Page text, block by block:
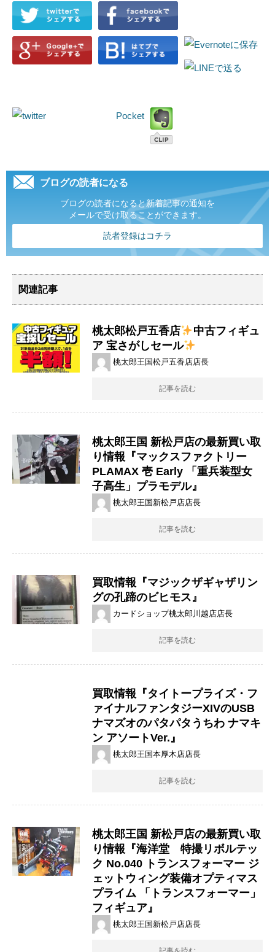
Pocket
ブログの読者になる
ブログの読者になると新着記事の通知を
メールで受け取ることができます。
読者登録はコチラ
関連記事
桃太郎松戸五香店
中古フィギュ
ア 宝さがしセール
桃太郎王国松戸五香店店長
記事を読む
桃太郎王国 新松戸店の最新買い取
り情報『マックスファクトリー
PLAMAX ​壱 ​Early ​「重兵装型女
子高生」プラモデル』
桃太郎王国新松戸店店長
記事を読む
買取情報『マジックザギャザリン
グの孔蹄のビヒモス』
カードショップ桃太郎川越店店長
記事を読む
買取情報『タイトープライズ・フ
ァイナルファンタジーXIVのUSB
ナマズオのパタパタうちわ ​ナマキ
ン ​アソートVer.』
桃太郎王国本厚木店店長
記事を読む
桃太郎王国 新松戸店の最新買い取
り情報『海洋堂 特撮リボルテッ
ク No.040 トランスフォーマー ジ
ェットウィング装備オプティマス
プライム ​「トランスフォーマー」
フィギュア』
桃太郎王国新松戸店店長